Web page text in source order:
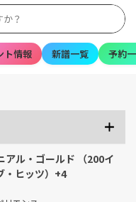
ト情報 新譜一覧 予約
アル・ゴールド （200イ
・ヒッツ）+4